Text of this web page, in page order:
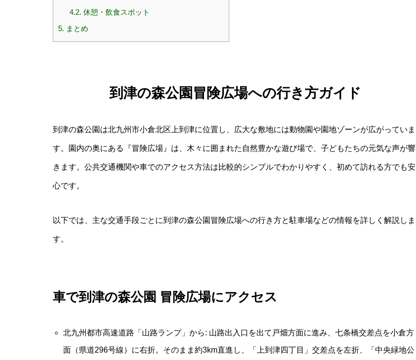
4.2. 休憩・飲食スポット
5. まとめ
到津の森公園冒険広場への行き方ガイド
到津の森公園は北九州市小倉北区上到津に位置し、広大な敷地には動物園や園地ゾーンが広がっていま
す。園内の奥にある『冒険広場』は、木々に囲まれた自然豊かな遊び場で、子どもたちの元気な声が響
きます。公共交通機関や車でのアクセス方法は比較的シンプルでわかりやすく、初めて訪れる方でも安
心です。
以下では、主な交通手段ごとに到津の森公園冒険広場への行き方と駐車場などの情報を詳しく解説しま
す。
車で到津の森公園 冒険広場にアクセス
北九州都市高速道路「山路ランプ」から: 山路出入口を出て戸畑方面に進み、七条橋交差点を小倉方
面（県道296号線）に右折。そのまま約3km直進し、「上到津四丁目」交差点を左折、「中央緑地公